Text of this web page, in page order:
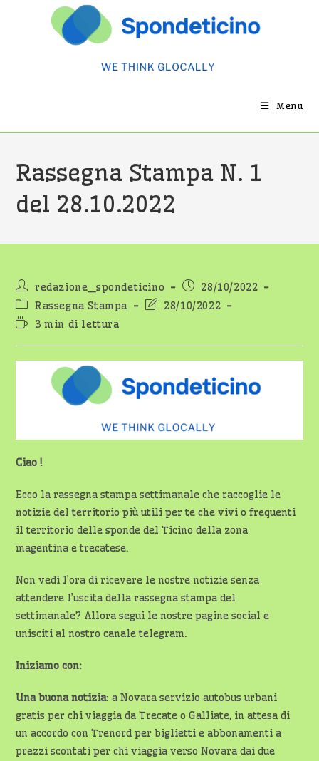
Menu
Rassegna Stampa N. 1
del 28.10.2022
Autore
dell'articolo:
redazione_spondeticino
Articolo
pubblicato:
28/10/2022
Categoria
dell'articolo:
Rassegna Stampa
Ultima28/10/2022
Tempo
lettura:
3 min di lettura
Ciao !
Ecco la rassegna stampa settimanale che raccoglie le
notizie del territorio più utili per te che vivi o frequenti
il territorio delle sponde del Ticino della zona
magentina e trecatese.
Non vedi l’ora di ricevere le nostre notizie senza
attendere l’uscita della rassegna stampa del
settimanale? Allora segui le nostre pagine social e
unisciti al nostro canale telegram.
Iniziamo con:
Una buona notizia: a Novara servizio autobus urbani
gratis per chi viaggia da Trecate o Galliate, in attesa di
un accordo con Trenord per biglietti e abbonamenti a
prezzi scontati per chi viaggia verso Novara dai due